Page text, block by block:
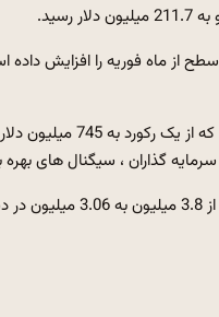
گذاران ، سیگنال های